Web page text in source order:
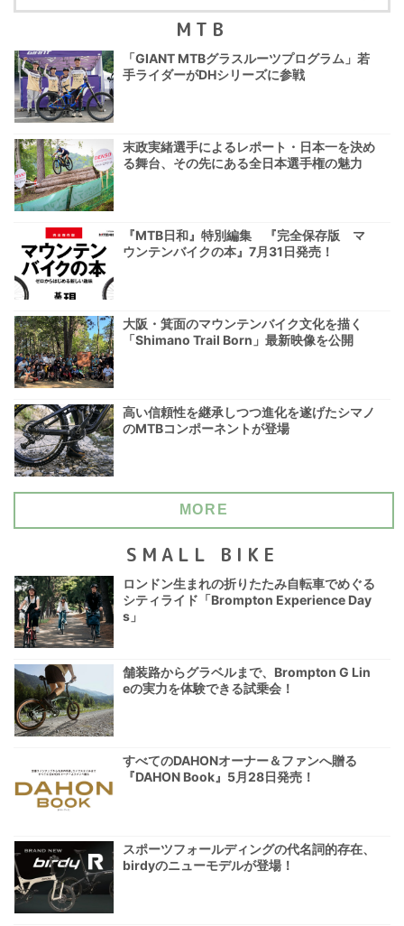
MTB
「GIANT MTBグラスルーツプログラム」若
手ライダーがDHシリーズに参戦
末政実緒選手によるレポート・日本一を決め
る舞台、その先にある全日本選手権の魅力
『MTB日和』特別編集 『完全保存版 マ
ウンテンバイクの本』7月31日発売！
大阪・箕面のマウンテンバイク文化を描く
「Shimano Trail Born」最新映像を公開
高い信頼性を継承しつつ進化を遂げたシマノ
のMTBコンポーネントが登場
MORE
SMALL BIKE
ロンドン生まれの折りたたみ自転車でめぐる
シティライド「Brompton Experience Day
s」
舗装路からグラベルまで、Brompton G Lin
eの実力を体験できる試乗会！
すべてのDAHONオーナー＆ファンへ贈る
『DAHON Book』5月28日発売！
スポーツフォールディングの代名詞的存在、
birdyのニューモデルが登場！